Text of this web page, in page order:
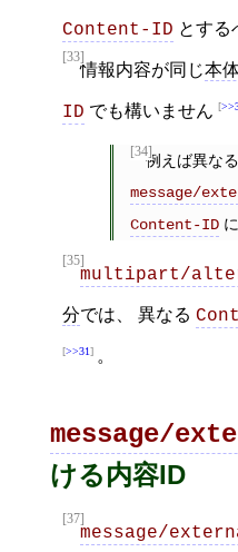
Content-ID とする
[33]
情報内容が同じ本
ID でも構いません
[34]例えば異な
message/
Content-IDに
[35]
multipart/
分では、 異なる
>>31 。
message/
ける内容ID
[37]
message/